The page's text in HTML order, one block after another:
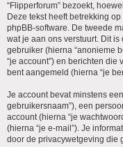
“Flipperforum” bezoekt,
Deze tekst heeft betrekking
phpBB-software. De tweede
wat je aan ons verstuurt. Dit
gebruiker (hierna “anonieme
“je account”) en berichten
bent aangemeld (hierna “je
Je account bevat minstens
gebruikersnaam”), een
account (hierna “je
(hierna “je e-mail”). Je
door de privacywetgeving die